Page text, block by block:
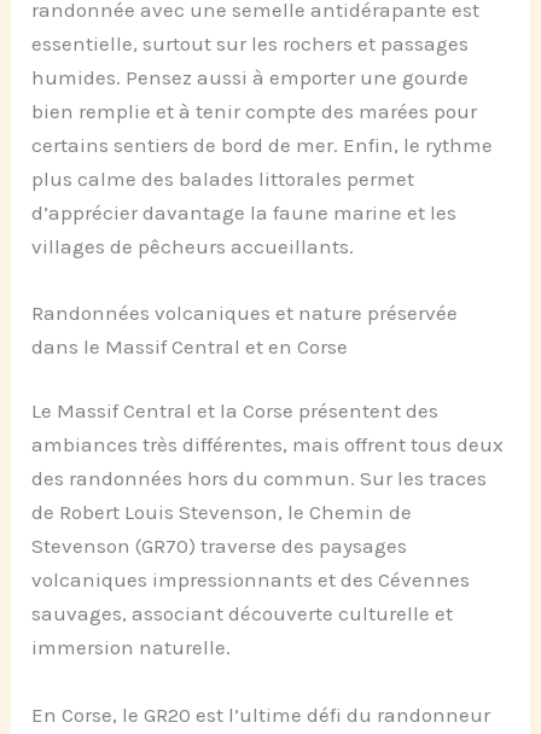
randonnée avec une semelle antidérapante est
essentielle, surtout sur les rochers et passages
humides. Pensez aussi à emporter une gourde
bien remplie et à tenir compte des marées pour
certains sentiers de bord de mer. Enfin, le rythme
plus calme des balades littorales permet
d’apprécier davantage la faune marine et les
villages de pêcheurs accueillants.
Randonnées volcaniques et nature préservée
dans le Massif Central et en Corse
Le Massif Central et la Corse présentent des
ambiances très différentes, mais offrent tous deux
des randonnées hors du commun. Sur les traces
de Robert Louis Stevenson, le Chemin de
Stevenson (GR70) traverse des paysages
volcaniques impressionnants et des Cévennes
sauvages, associant découverte culturelle et
immersion naturelle.
En Corse, le GR20 est l’ultime défi du randonneur